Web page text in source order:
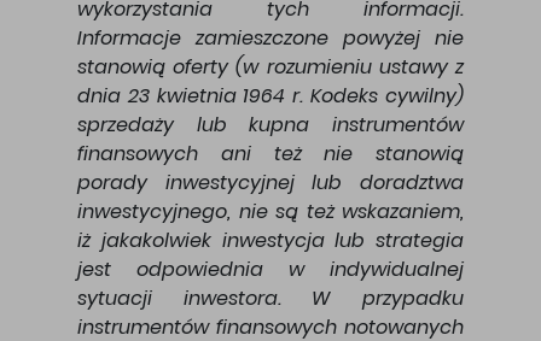
wykorzystania tych informacji.
Informacje zamieszczone powyżej nie
stanowią oferty (w rozumieniu ustawy z
dnia 23 kwietnia 1964 r. Kodeks cywilny)
sprzedaży lub kupna instrumentów
finansowych ani też nie stanowią
porady inwestycyjnej lub doradztwa
inwestycyjnego, nie są też wskazaniem,
iż jakakolwiek inwestycja lub strategia
jest odpowiednia w indywidualnej
sytuacji inwestora. W przypadku
instrumentów finansowych notowanych